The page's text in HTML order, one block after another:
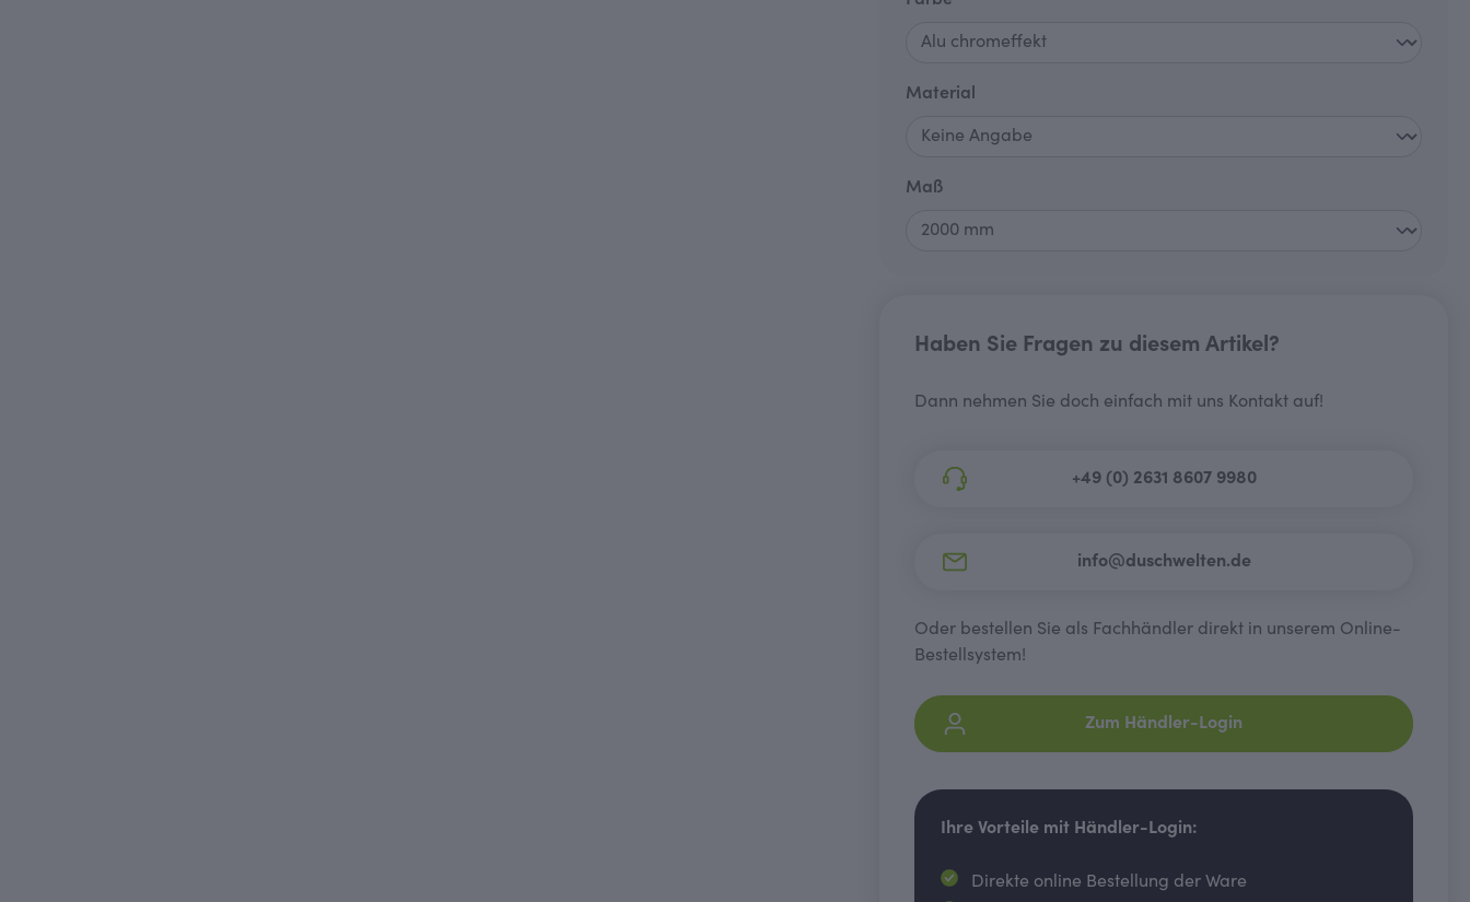
Material
Maßauswählen
Haben Sie Fragen zu diesem Artikel?
Dann nehmen Sie doch einfach mit uns Kontakt auf!
+49 (0) 2631 8607 9980
info@duschwelten.de
Oder bestellen Sie als Fachhändler direkt in unserem Online-
Bestellsystem!
Zum Händler-Login
Ihre Vorteile mit Händler-Login:
Direkte online Bestellung der Ware